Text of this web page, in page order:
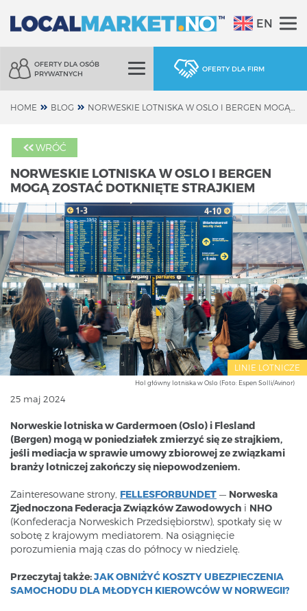
EN
OFERTY DLA OSÓB
PRYWATNYCH
OFERTY DLA FIRM
HOME BLOG
WRÓĆ
NORWESKIE LOTNISKA W OSLO I BERGEN
MOGĄ ZOSTAĆ DOTKNIĘTE STRAJKIEM
LINIE LOTNICZE
Hol główny lotniska w Oslo (Foto: Espen Solli/Avinor)
25 maj 2024
Norweskie lotniska w Gardermoen (Oslo) i Flesland
(Bergen) mogą w poniedziałek zmierzyć się ze strajkiem,
jeśli mediacja w sprawie umowy zbiorowej ze związkami
branży lotniczej zakończy się niepowodzeniem.
Zainteresowane strony, FELLESFORBUNDET — Norweska
Zjednoczona Federacja Związków Zawodowych i NHO
(Konfederacja Norweskich Przedsiębiorstw), spotkały się w
sobotę z krajowym mediatorem. Na osiągnięcie
porozumienia mają czas do północy w niedzielę.
Przeczytaj także:JAK OBNIŻYĆ KOSZTY UBEZPIECZENIA
SAMOCHODU DLA MŁODYCH KIEROWCÓW W NORWEGII?